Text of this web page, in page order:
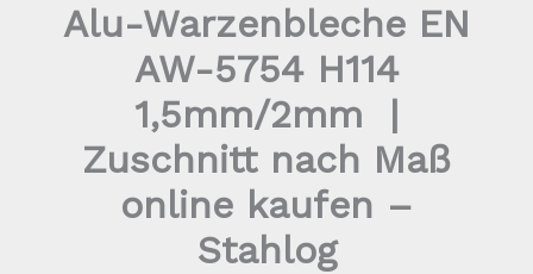
Alu-Warzenbleche EN
AW-5754 H114
1,5mm/2mm |
Zuschnitt nach Maß
online kaufen –
Stahlog